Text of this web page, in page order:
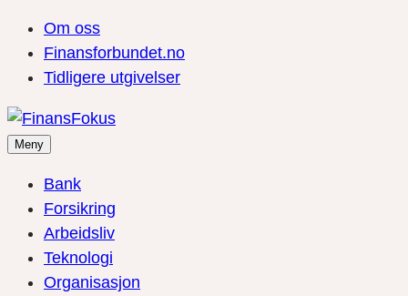
Om oss
Finansforbundet.no
Tidligere utgivelser
Meny
Bank
Forsikring
Arbeidsliv
Teknologi
Organisasjon